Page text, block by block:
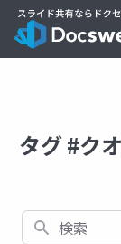
タグ #ク
検索